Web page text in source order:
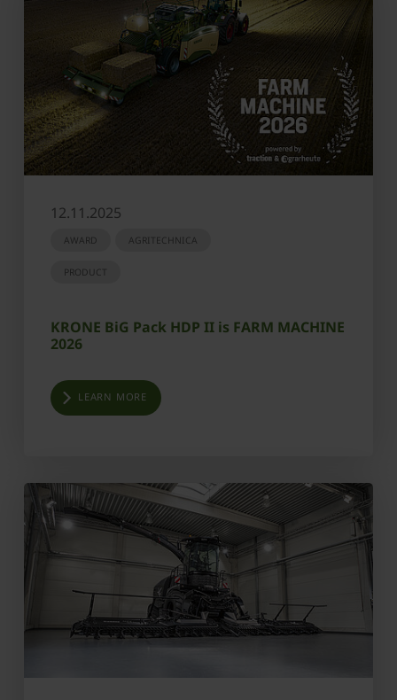
12.11.2025
AWARD AGRITECHNICA
PRODUCT
KRONE BiG Pack HDP II is FARM MACHINE
2026
LEARN MORE